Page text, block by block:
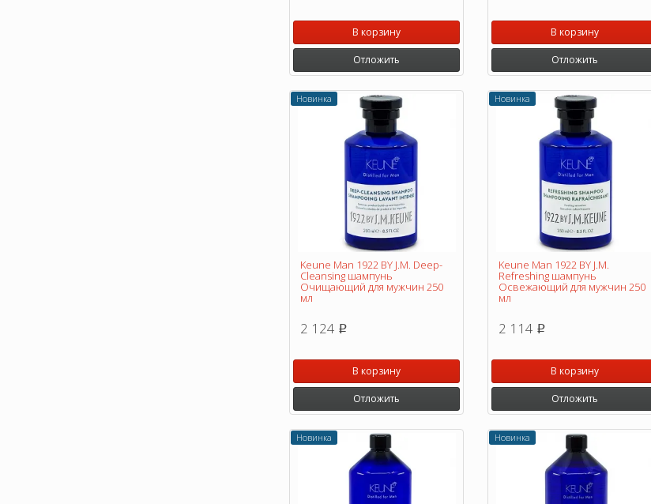
В корзину
Отложить
В корзину
Отложить
Новинка
Keune Man 1922 BY J.M. Deep-
Cleansing шампунь
Очищающий для мужчин 250
мл
2 124 p
В корзину
Отложить
Новинка
Keune Man 1922 BY J.M.
Refreshing шампунь
Освежающий для мужчин 250
мл
2 114 p
В корзину
Отложить
Новинка Новинка